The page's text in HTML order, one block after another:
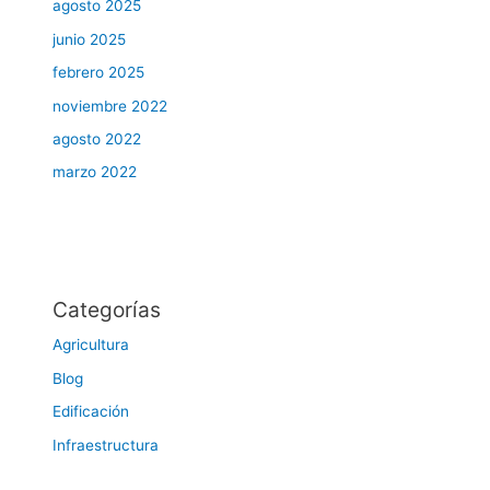
agosto 2025
junio 2025
febrero 2025
noviembre 2022
agosto 2022
marzo 2022
Categorías
Agricultura
Blog
Edificación
Infraestructura